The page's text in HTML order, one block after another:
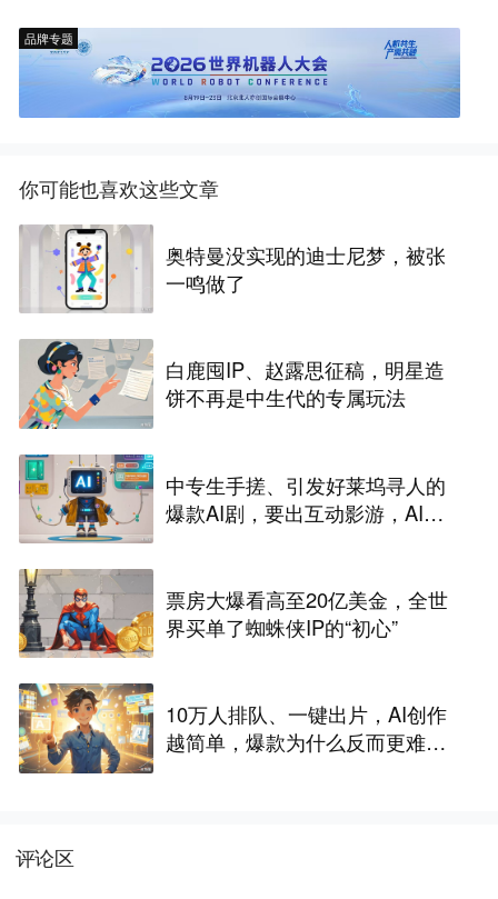
品牌专题
你可能也喜欢这些文章
奥特曼没实现的迪士尼梦，被张
一鸣做了
白鹿囤IP、赵露思征稿，明星造
饼不再是中生代的专属玩法
中专生手搓、引发好莱坞寻人的
爆款AI剧，要出互动影游，AI剧
票房大爆看高至20亿美金，全世
界买单了蜘蛛侠IP的“初心”
10万人排队、一键出片，AI创作
越简单，爆款为什么反而更难做
评论区